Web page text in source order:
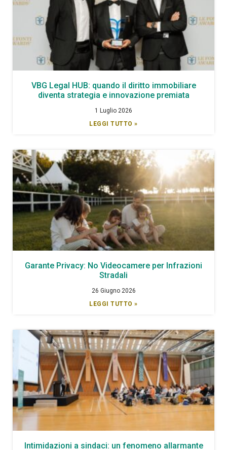
VBG Legal HUB: quando il diritto immobiliare
diventa strategia e innovazione premiata
1 Luglio 2026
LEGGI TUTTO »
Garante Privacy: No Videocamere per Infrazioni
Stradali
26 Giugno 2026
LEGGI TUTTO »
Intimidazioni a sindaci: un fenomeno allarmante